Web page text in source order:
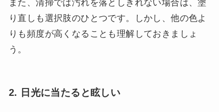
また、清掃では汚れを落としきれない場合は、塗
り直しも選択肢のひとつです。しかし、他の色よ
りも頻度が高くなることも理解しておきましょ
う。
2. 日光に当たると眩しい